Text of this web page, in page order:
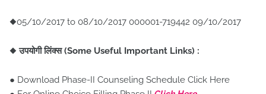
◆05/10/2017 to 08/10/2017 000001-719442 09/10/2017
◆उपयोगी लिंक्स (Some Useful Important Links) :
● Download Phase-II Counseling Schedule Click Here